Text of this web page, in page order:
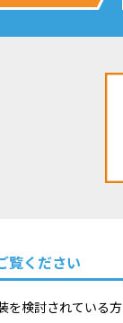
覧ください
を検討されている方